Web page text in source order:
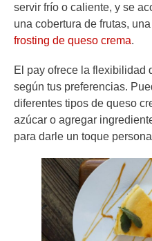
servir frío o caliente, y se
una cobertura de frutas,
frosting de queso crema.
El pay ofrece la flexibilidad
según tus preferencias.
diferentes tipos de queso
azúcar o agregar
para darle un toque